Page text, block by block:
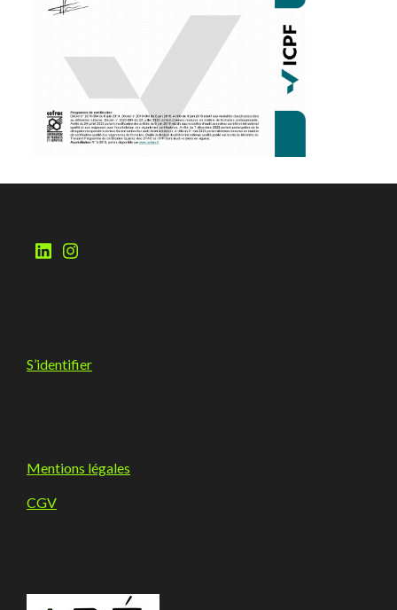
S’identifier
Mentions légales
CGV